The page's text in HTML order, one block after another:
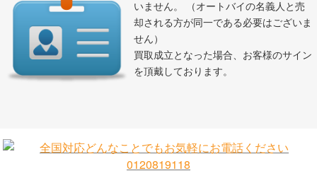
いません。 （オートバイの名義人と売
却される方が同一である必要はございま
せん）
買取成立となった場合、お客様のサイン
を頂戴しております。